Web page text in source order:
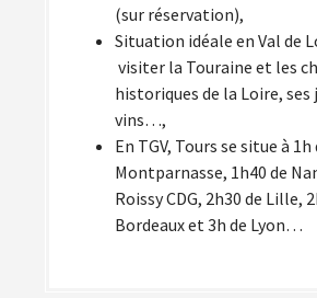
(sur réservation),
Situation idéale en Val de
visiter la Touraine et les
historiques de la Loire, ses
vins…,
En TGV, Tours se situe à 1h
Montparnasse, 1h40 de
Roissy CDG, 2h30 de Lille,
Bordeaux et 3h de Lyon…